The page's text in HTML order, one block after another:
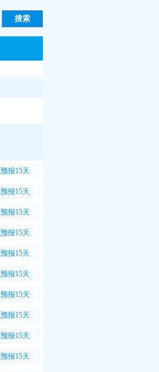
报15天
报15天
报15天
报15天
报15天
报15天
报15天
报15天
报15天
报15天